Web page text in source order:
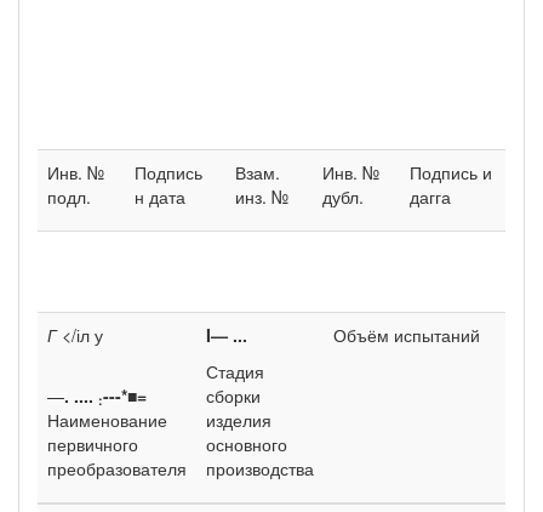
Инв. №
подл.
Подпись
н дата
Взам.
инз. №
Инв. №
дубл.
Подпись и
дагга
Г</іл у
—. .... :---*■=
Наименование
первичного
преобразователя
I— ...
Стадия
сборки
изделия
основного
производства
Объём испытаний